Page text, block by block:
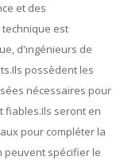
et des
est
d'ingénieurs de
possèdent les
nécessaires pour
fiables.Ils seront en
pour compléter la
peuvent spécifier le